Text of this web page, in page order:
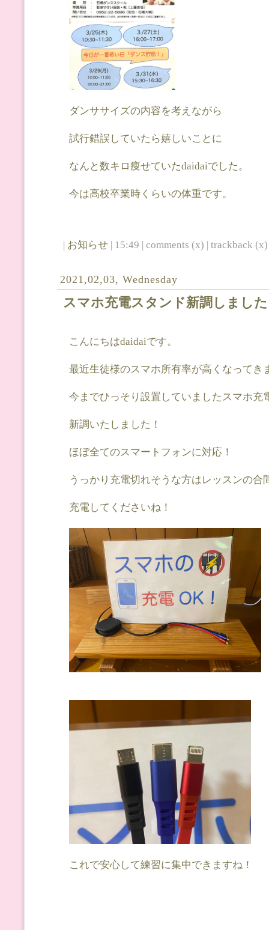
ダンササイズの内容を考えながら
試行錯誤していたら嬉しいことに
なんと数キロ痩せていたdaidaiでした。
今は高校卒業時くらいの体重です。
| お知らせ | 15:49 | comments (x) | trackback (x)
2021,02,03, Wednesday
スマホ充電スタンド新調しまし
こんにちはdaidaiです。
最近生徒様のスマホ所有率が高くなってき
今までひっそり設置していましたスマホ充
新調いたしました！
ほぼ全てのスマートフォンに対応！
うっかり充電切れそうな方はレッスンの合
充電してくださいね！
これで安心して練習に集中できますね！